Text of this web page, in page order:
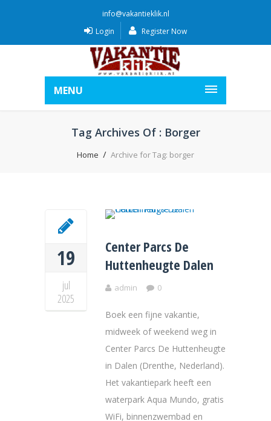
info@vakantieklik.nl
Login
Register Now
MENU
Tag Archives Of : Borger
Home Archive for Tag: borger
19
jul
2025
Center Parcs De
Huttenheugte Dalen
admin 0
Boek een fijne vakantie,
midweek of weekend weg in
Center Parcs De Huttenheugte
in Dalen (Drenthe, Nederland).
Het vakantiepark heeft een
waterpark Aqua Mundo, gratis
WiFi, binnenzwembad en